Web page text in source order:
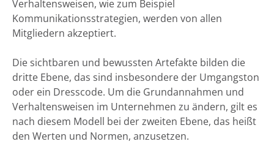
Verhaltensweisen, wie zum Beispiel
Kommunikationsstrategien, werden von allen
Mitgliedern akzeptiert.
Die sichtbaren und bewussten Artefakte bilden die
dritte Ebene, das sind insbesondere der Umgangston
oder ein Dresscode. Um die Grundannahmen und
Verhaltensweisen im Unternehmen zu ändern, gilt es
nach diesem Modell bei der zweiten Ebene, das heißt
den Werten und Normen, anzusetzen.